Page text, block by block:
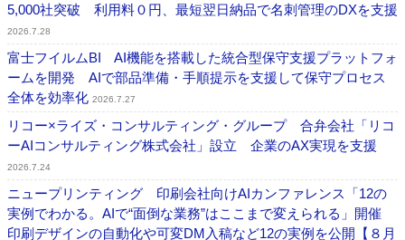
5,000社突破 利用料０円、最短翌日納品で名刺管理のDXを支援
2026.7.28
富士フイルムBI AI機能を搭載した統合型保守支援プラットフォ
ームを開発 AIで部品準備・手順提示を支援して保守プロセス
全体を効率化 2026.7.27
リコー×ライズ・コンサルティング・グループ 合弁会社「リコ
ーAIコンサルティング株式会社」設立 企業のAX実現を支援
2026.7.24
ニュープリンティング 印刷会社向けAIカンファレンス「12の
実例でわかる。AIで“面倒な業務”はここまで変えられる」開催
印刷デザインの自動化や可変DM入稿など12の実例を公開【８月